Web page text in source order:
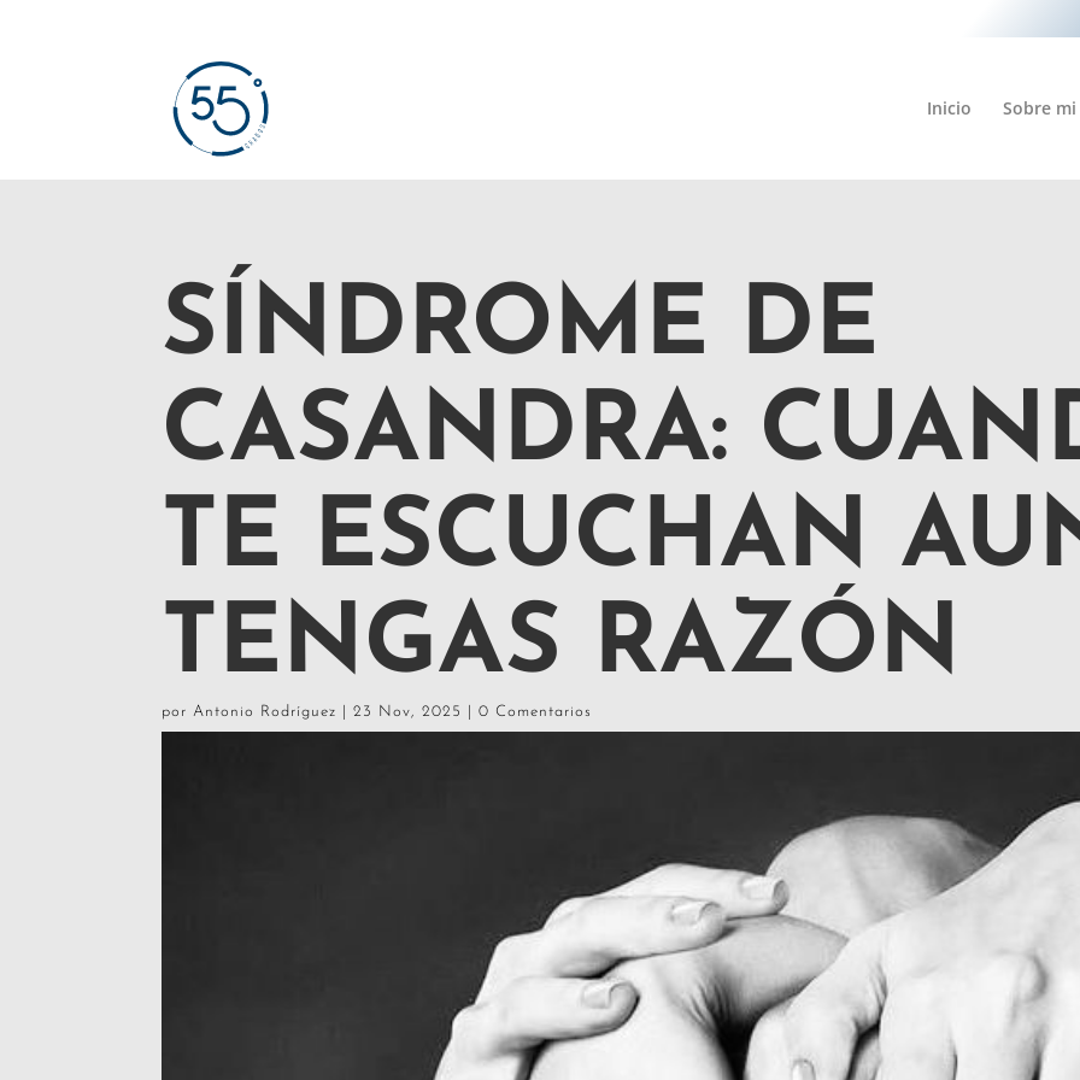
Inicio Sobre mi
SÍNDROME DE
CASANDRA:
TE ESCUCHAN
TENGAS RAZÓN
porAntonio Rodríguez |23 Nov, 2025 |0 Comentarios